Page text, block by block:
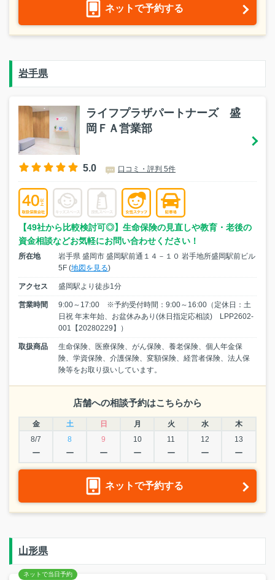
ネットで予約する
岩手県
ライフプラザパートナーズ 盛
岡ＦＡ営業部
5.0 口コミ・評判 5件
【49社から比較検討可◎】生命保険の見直しや教育・老後の
資金相談などお気軽にお問い合わせください！
所在地
岩手県 盛岡市 盛岡駅前通１４－１０ 岩手地所盛岡駅前ビル
5F (地図を見る)
アクセス 盛岡駅より徒歩1分
営業時間
9:00～17:00 ※予約受付時間：9:00～16:00（定休日：土
日祝 年末年始、お盆休みあり(休日指定応相談) LPP2602-
001【20280229】）
取扱商品
生命保険、医療保険、がん保険、養老保険、個人年金保
険、学資保険、介護保険、変額保険、経営者保険、法人保
険等をお取り扱いしています。
店舗への相談予約はこちらから
金 土 日 月 火 水
木
8/7
8 9 10 11 12 13
ー ー ー ー ー ー ー
ネットで予約する
山形県